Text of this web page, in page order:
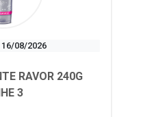
08/2026
RAVOR 240G
3